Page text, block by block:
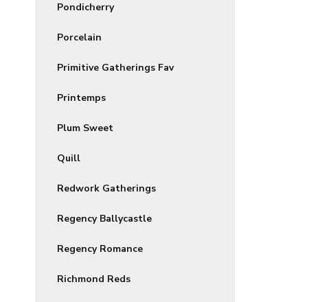
Pondicherry
Porcelain
Primitive Gatherings Fav
Printemps
Plum Sweet
Quill
Redwork Gatherings
Regency Ballycastle
Regency Romance
Richmond Reds